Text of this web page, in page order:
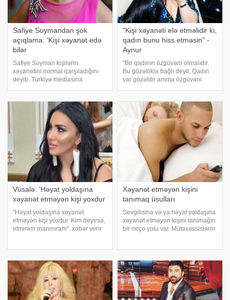
Safiye Soymandan şok
açıqlama: 'Kişi xəyanət edə
bilər
Safiye Soyman kişilərin
xəyanətini normal qarşıladığını
deyib. Türkiyə mediasına
Tatlısəsin keçmiş həyat yoldaşı
Derya Tunanın "Kişilərin
əxlaqsızlıqda günahka
"Kişi xəyanəti elə etməlidir ki,
qadın bunu hiss etməsin" -
Aynur
"Bir qadının özgüvəni olmalıdır.
Bu gözəlliklə bağlı deyil. Qadın
var gözəldir amma özgüvəni
inamsızlıqla bağlıdır". xəbər verir
ki, bu açıqlamanı -a Bakı Bələdiyy
Vüsalə: 'Həyat yoldaşına
xəyanət etməyən kişi yoxdur
"Həyat yoldaşına xəyanət
etməyən kişi yoxdur. Kim deyirsə,
etmirəm inanmıram". xəbər verir
deyib. O bildiri
Xəyanət etməyən kişini
tanımaq üsulları
Sevgilisinə və ya həyat yoldaşına
xəyanət etməyən kişini tanımağın
bir neçə yolu var. Mütəxəssislərin
aldadıb-aldatmadığını yoxlay